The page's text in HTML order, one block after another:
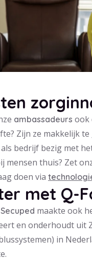
ambassadeurs ook
Zijn ze makkelijk
bedrijf bezig met
mensen thuis? Zet
doen via
met Q-
Secuped maakte ook
en onderhoudt uit
in